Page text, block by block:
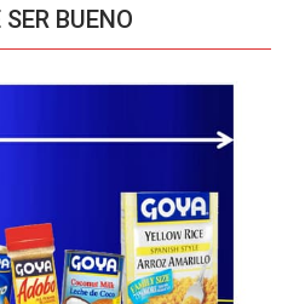
BUENO